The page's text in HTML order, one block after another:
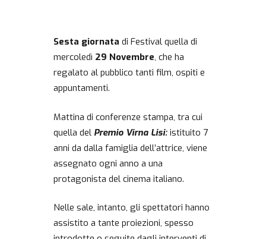
Sesta giornata di Festival quella di
mercoledì 29 Novembre, che ha
regalato al pubblico tanti film, ospiti e
appuntamenti.
Mattina di conferenze stampa, tra cui
quella del Premio Virna Lisi: istituito 7
anni da dalla famiglia dell’attrice, viene
assegnato ogni anno a una
protagonista del cinema italiano.
Nelle sale, intanto, gli spettatori hanno
assistito a tante proiezioni, spesso